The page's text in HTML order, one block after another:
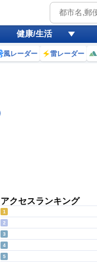
健康/生活
風レーダー 雷レーダー
アクセスランキング
1
2
3
4
5